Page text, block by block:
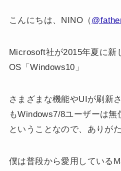
こんにちは、NINO（
Microsoft社が2015年夏に新
OS「Windows10」
さまざまな機能やUIが刷新
もWindows7/8ユーザーは
ということなので、ありがた
僕は普段から愛用している